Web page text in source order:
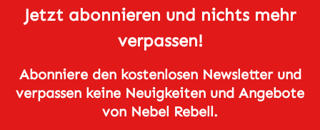
Jetzt abonnieren und nichts mehr
verpassen!
Abonniere den kostenlosen Newsletter und
verpassen keine Neuigkeiten und Angebote
von Nebel Rebell.